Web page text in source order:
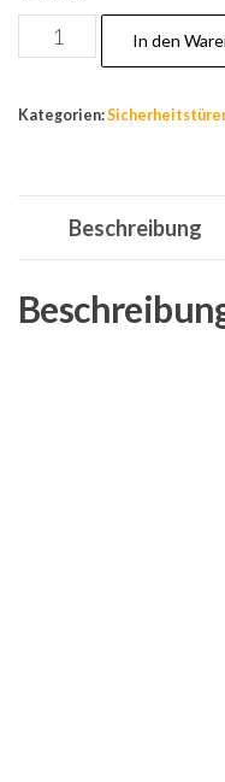
Rechts
Menge
In den
Kategorien:
Beschreibung